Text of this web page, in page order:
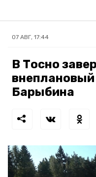
07 АВГ, 17:44
В Тосно
Барыбина